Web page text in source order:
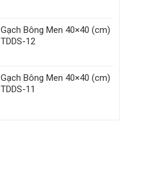
Gạch Bông Men 40×40 (cm)
TDDS-12
Gạch Bông Men 40×40 (cm)
TDDS-11